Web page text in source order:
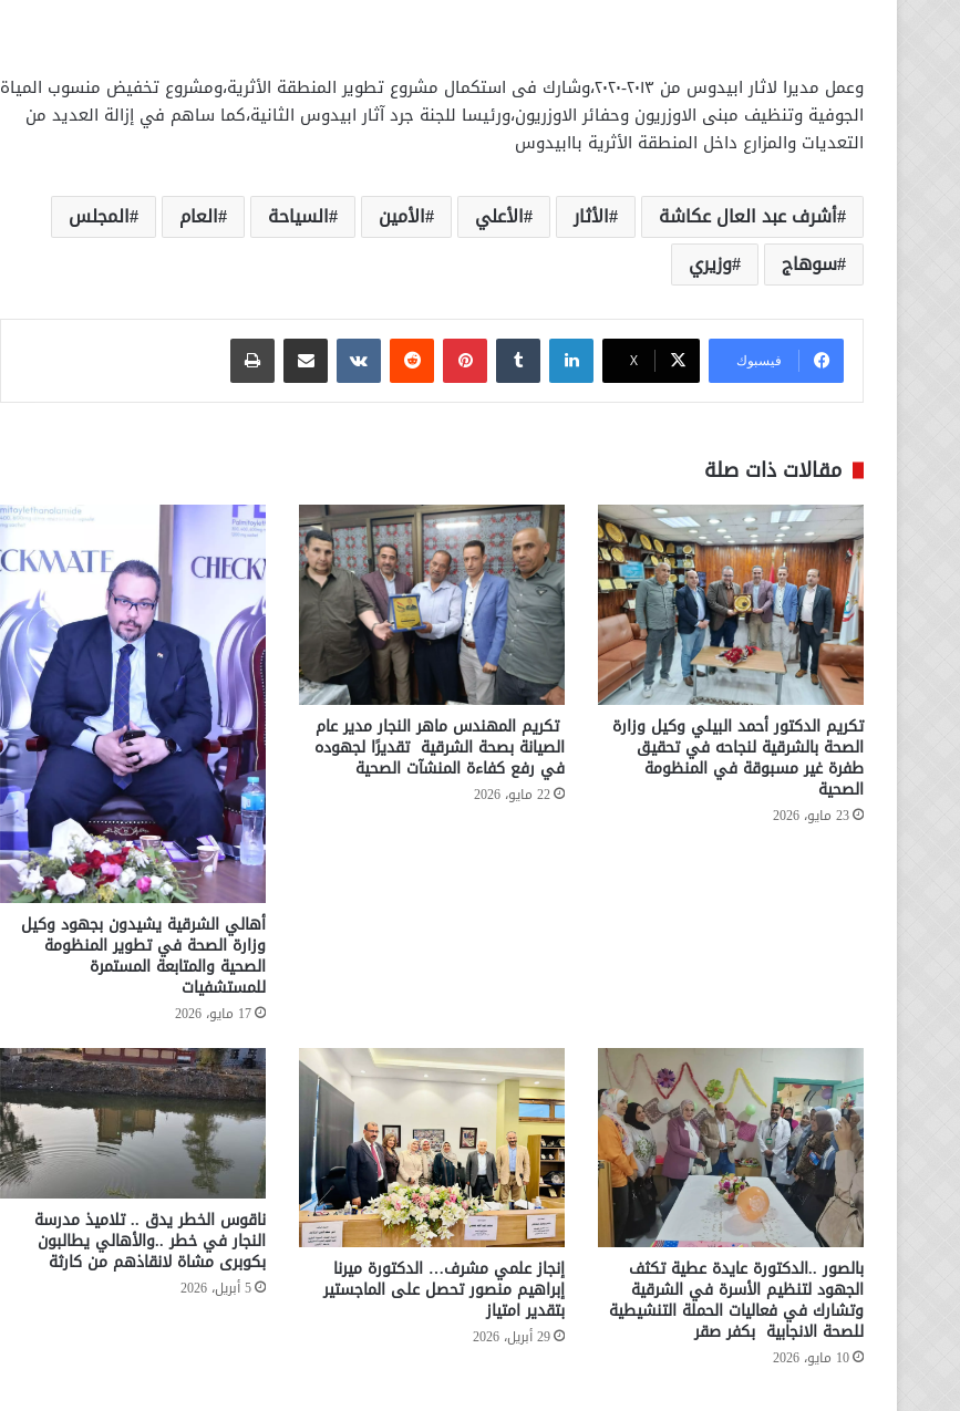
وعمل مديرا لاثار ابيدوس من ٢٠١٣-٢٠٢٠،وشارك فى استكمال مشروع تطوير المنطقة الأثرية،ومشروع تخفيض منسوب المياة
الجوفية وتنظيف مبنى الاوزريون وحفائر الاوزريون،ورئيسا للجنة جرد آثار ابيدوس الثانية،كما ساهم في إزالة العديد من
التعديات والمزارع داخل المنطقة الأثرية باابيدوس
أشرف عبد العال عكاشة الأثار الأعلي الأمين السياحة العام
المجلس
سوهاج
وزيري
فيسبوك ‫X
لينكدإن بينتيريست مشاركة عبر البريد طباعة
مقالات ذات صلة
تكريم الدكتور أحمد البيلي وكيل وزارة
الصحة بالشرقية لنجاحه في تحقيق
طفرة غير مسبوقة في المنظومة
الصحية
23 مايو، 2026
تكريم المهندس ماهر النجار مدير عام
الصيانة بصحة الشرقية تقديرًا لجهوده
في رفع كفاءة المنشآت الصحية
22 مايو، 2026
أهالي الشرقية يشيدون بجهود وكيل
وزارة الصحة في تطوير المنظومة
الصحية والمتابعة المستمرة
للمستشفيات
17 مايو، 2026
بالصور ..الدكتورة عايدة عطية تكثف
الجهود لتنظيم الأسرة في الشرقية
وتشارك في فعاليات الحملة التنشيطية
للصحة الانجابية بكفر صقر
10 مايو، 2026
إنجاز علمي مشرف… الدكتورة ميرنا
إبراهيم منصور تحصل على الماجستير
بتقدير امتياز
29 أبريل، 2026
ناقوس الخطر يدق .. تلاميذ مدرسة
النجار في خطر ..والأهالي يطالبون
بكوبرى مشاة لانقاذهم من كارثة
5 أبريل، 2026